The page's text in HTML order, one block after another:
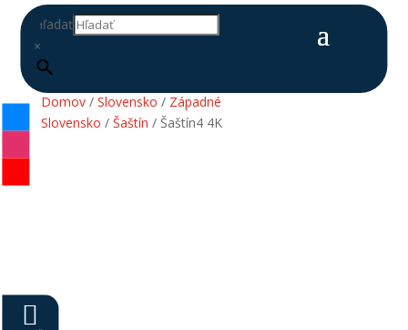
Hľadať
×

Domov/ Slovensko / Západné
Slovensko / Šaštín / Šaštín4 4K